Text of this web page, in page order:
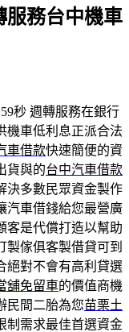
服務台中機車
秒 週轉服務在銀行
機車低利息正派合法
車借款快速簡便的資
貨與的台中汽車借款
決多數民眾資金製作
汽車借錢給您最營廣
客是代償打造以幫助
製傢俱客製借貸可到
絕對不會有高利貸選
舖免留車的價值商機
民間二胎為您苗栗土
制需求最佳首選資金